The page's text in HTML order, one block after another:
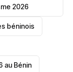
2026
béninois
au Bénin